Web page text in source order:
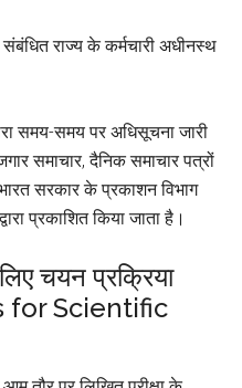
राज्य के कर्मचारी अधीनस्थ
समय-समय पर अधिसूचना जारी
समाचार, दैनिक समाचार पत्रों
सरकार के प्रकाशन विभाग
प्रकाशित किया जाता है।
चयन प्रक्रिया
for Scientific